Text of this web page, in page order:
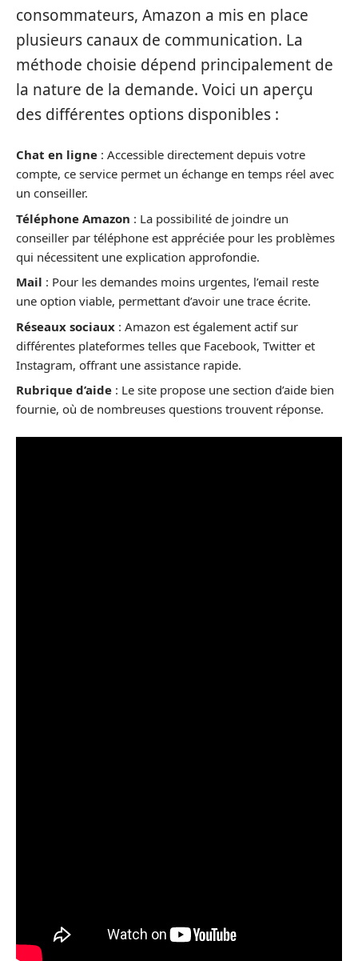
consommateurs, Amazon a mis en place
plusieurs canaux de communication. La
méthode choisie dépend principalement de
la nature de la demande. Voici un aperçu
des différentes options disponibles :
Chat en ligne : Accessible directement depuis votre
compte, ce service permet un échange en temps réel avec
un conseiller.
Téléphone Amazon : La possibilité de joindre un
conseiller par téléphone est appréciée pour les problèmes
qui nécessitent une explication approfondie.
Mail : Pour les demandes moins urgentes, l’email reste
une option viable, permettant d’avoir une trace écrite.
Réseaux sociaux : Amazon est également actif sur
différentes plateformes telles que Facebook, Twitter et
Instagram, offrant une assistance rapide.
Rubrique d’aide : Le site propose une section d’aide bien
fournie, où de nombreuses questions trouvent réponse.